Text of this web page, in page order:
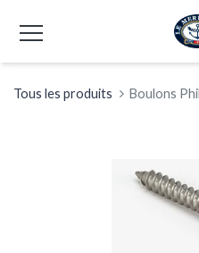
Tous les produits Boulons